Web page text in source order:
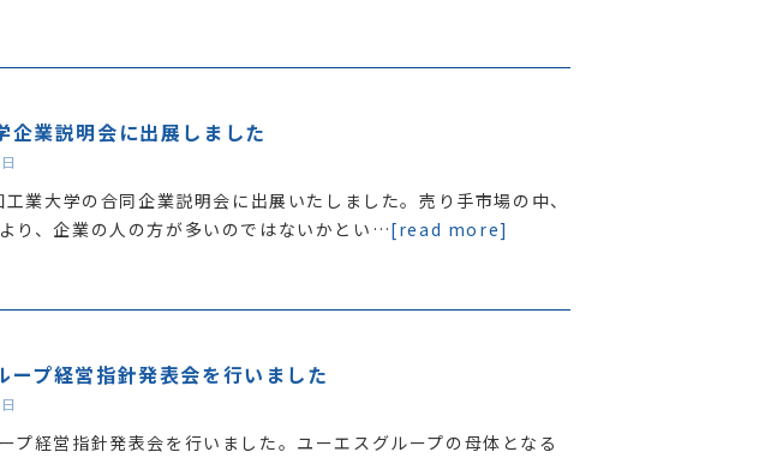
企業説明会に出展しました
業大学の合同企業説明会に出展いたしました。売り手市場の中、
り、企業の人の方が多いのではないかとい…[read more]
ープ経営指針発表会を行いました
プ経営指針発表会を行いました。ユーエスグループの母体となる